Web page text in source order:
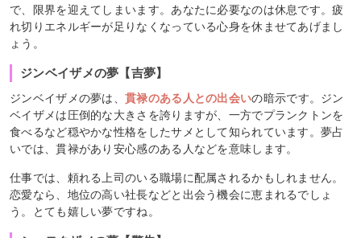
で、限界を迎えてしまいます。あなたに必要なのは休息です。疲
れ切りエネルギーが足りなくなっている心身を休ませてあげまし
ょう。
ジンベイザメの夢【吉夢】
ジンベイザメの夢は、 貫禄のある人との出会いの暗示です。ジン
ベイザメは圧倒的な大きさを誇りますが、一方でプランクトンを
食べるなど穏やかな性格をしたサメとして知られています。夢占
いでは、貫禄があり安心感のある人などを意味します。
仕事では、頼れる上司のいる職場に配属されるかもしれません。
恋愛なら、地位の高い社長などと出会う機会に恵まれるでしょ
う。とても嬉しい夢ですね。